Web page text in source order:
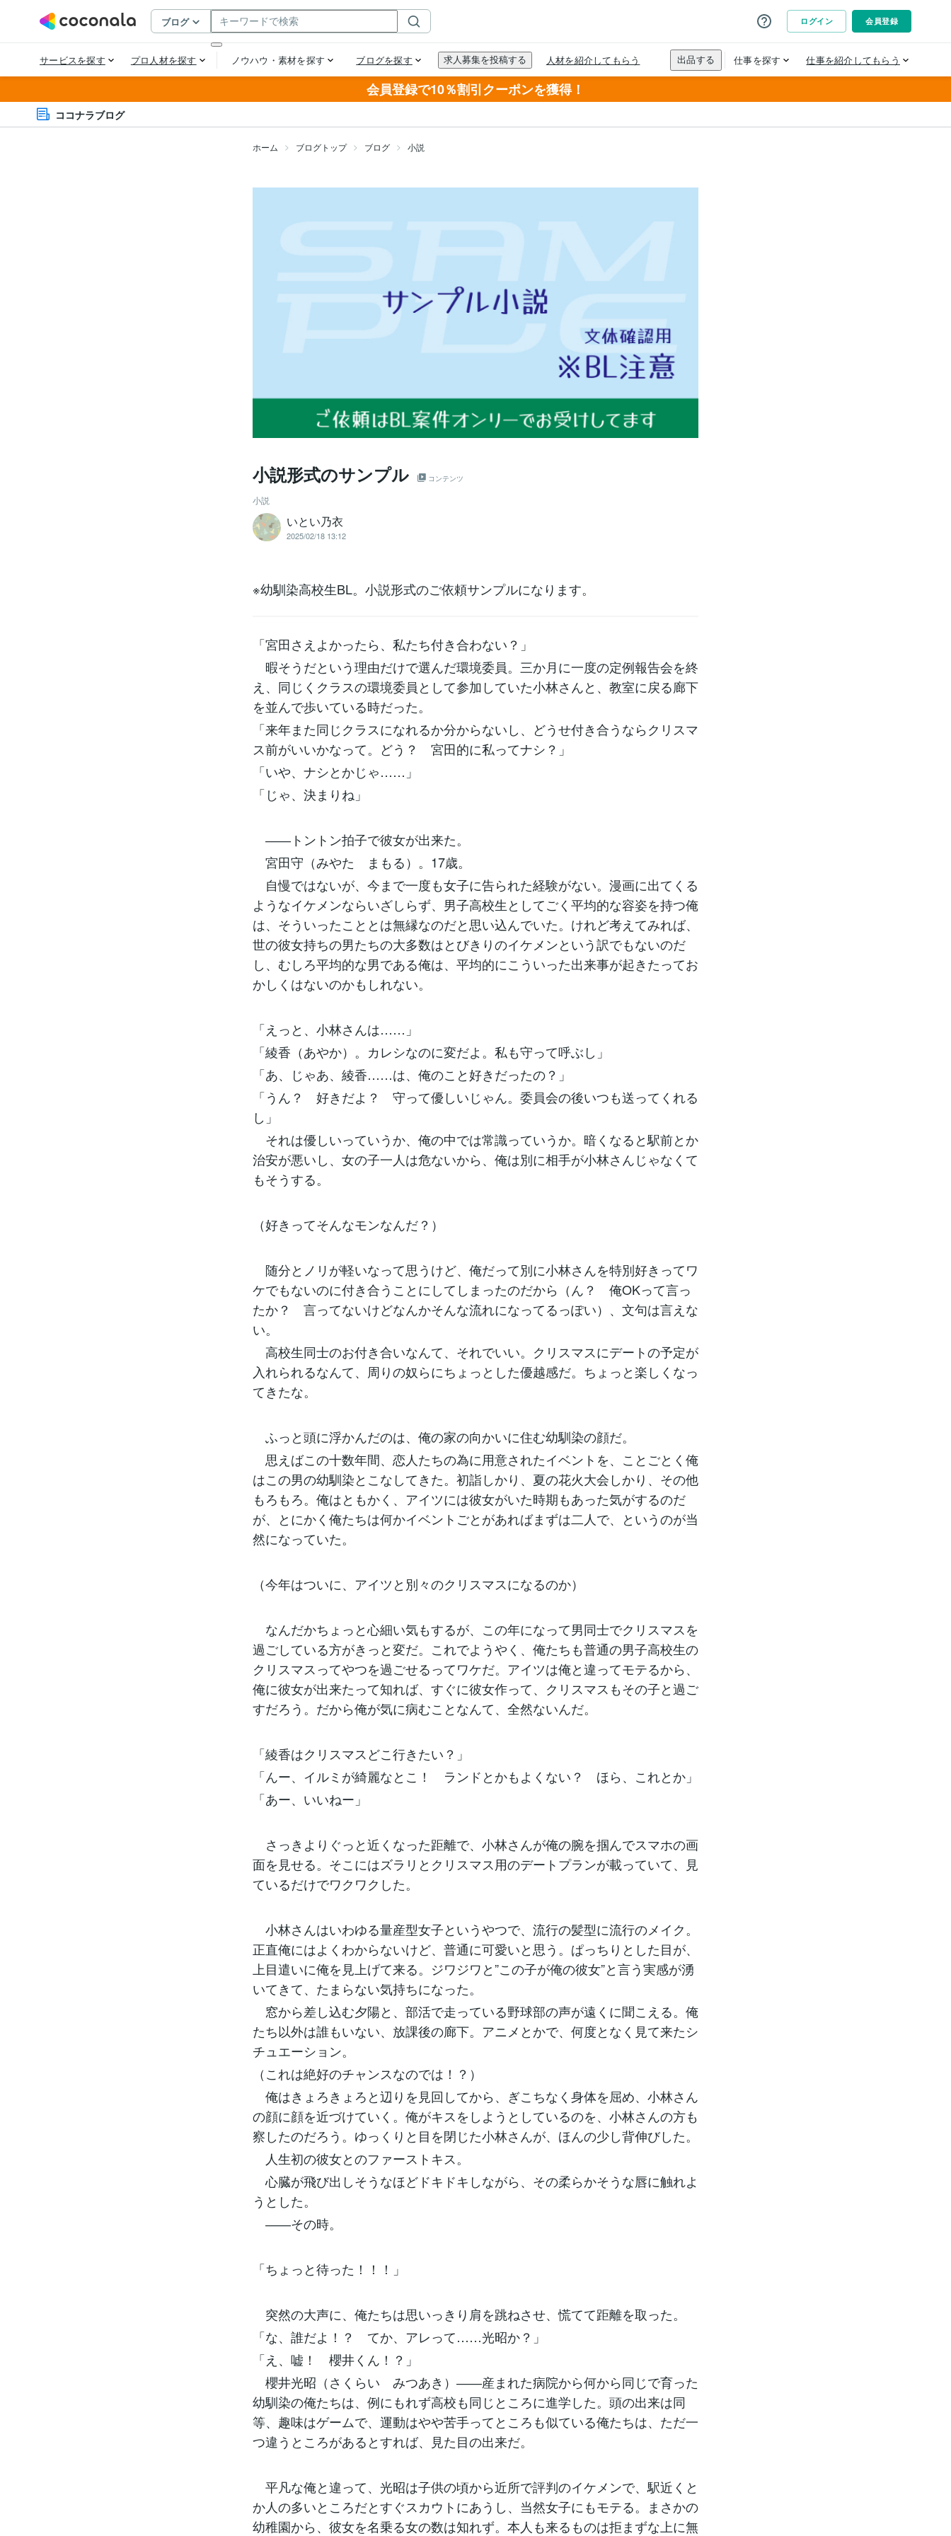
会員登録で10％割引クーポンを獲得！
ココナラブログ
ホーム ブログトップ ブログ 小説
小説形式のサンプル コンテンツ
小説
いとい乃衣
2025/02/18 13:12
※幼馴染高校生BL。小説形式のご依頼サンプルになります。
「宮田さえよかったら、私たち付き合わない？」
暇そうだという理由だけで選んだ環境委員。三か月に一度の定例報告会を終
え、同じくクラスの環境委員として参加していた小林さんと、教室に戻る廊下
を並んで歩いている時だった。
「来年また同じクラスになれるか分からないし、どうせ付き合うならクリスマ
ス前がいいかなって。どう？ 宮田的に私ってナシ？」
「いや、ナシとかじゃ……」
「じゃ、決まりね」
――トントン拍子で彼女が出来た。
宮田守（みやた まもる）。17歳。
自慢ではないが、今まで一度も女子に告られた経験がない。漫画に出てくる
ようなイケメンならいざしらず、男子高校生としてごく平均的な容姿を持つ俺
は、そういったこととは無縁なのだと思い込んでいた。けれど考えてみれば、
世の彼女持ちの男たちの大多数はとびきりのイケメンという訳でもないのだ
し、むしろ平均的な男である俺は、平均的にこういった出来事が起きたってお
かしくはないのかもしれない。
「えっと、小林さんは……」
「綾香（あやか）。カレシなのに変だよ。私も守って呼ぶし」
「あ、じゃあ、綾香……は、俺のこと好きだったの？」
「うん？ 好きだよ？ 守って優しいじゃん。委員会の後いつも送ってくれる
し」
それは優しいっていうか、俺の中では常識っていうか。暗くなると駅前とか
治安が悪いし、女の子一人は危ないから、俺は別に相手が小林さんじゃなくて
もそうする。
（好きってそんなモンなんだ？）
随分とノリが軽いなって思うけど、俺だって別に小林さんを特別好きってワ
ケでもないのに付き合うことにしてしまったのだから（ん？ 俺OKって言っ
たか？ 言ってないけどなんかそんな流れになってるっぽい）、文句は言えな
い。
高校生同士のお付き合いなんて、それでいい。クリスマスにデートの予定が
入れられるなんて、周りの奴らにちょっとした優越感だ。ちょっと楽しくなっ
てきたな。
ふっと頭に浮かんだのは、俺の家の向かいに住む幼馴染の顔だ。
思えばこの十数年間、恋人たちの為に用意されたイベントを、ことごとく俺
はこの男の幼馴染とこなしてきた。初詣しかり、夏の花火大会しかり、その他
もろもろ。俺はともかく、アイツには彼女がいた時期もあった気がするのだ
が、とにかく俺たちは何かイベントごとがあればまずは二人で、というのが当
然になっていた。
（今年はついに、アイツと別々のクリスマスになるのか）
なんだかちょっと心細い気もするが、この年になって男同士でクリスマスを
過ごしている方がきっと変だ。これでようやく、俺たちも普通の男子高校生の
クリスマスってやつを過ごせるってワケだ。アイツは俺と違ってモテるから、
俺に彼女が出来たって知れば、すぐに彼女作って、クリスマスもその子と過ご
すだろう。だから俺が気に病むことなんて、全然ないんだ。
「綾香はクリスマスどこ行きたい？」
「んー、イルミが綺麗なとこ！ ランドとかもよくない？ ほら、これとか」
「あー、いいねー」
さっきよりぐっと近くなった距離で、小林さんが俺の腕を掴んでスマホの画
面を見せる。そこにはズラリとクリスマス用のデートプランが載っていて、見
ているだけでワクワクした。
小林さんはいわゆる量産型女子というやつで、流行の髪型に流行のメイク。
正直俺にはよくわからないけど、普通に可愛いと思う。ぱっちりとした目が、
上目遣いに俺を見上げて来る。ジワジワと”この子が俺の彼女”と言う実感が湧
いてきて、たまらない気持ちになった。
窓から差し込む夕陽と、部活で走っている野球部の声が遠くに聞こえる。俺
たち以外は誰もいない、放課後の廊下。アニメとかで、何度となく見て来たシ
チュエーション。
（これは絶好のチャンスなのでは！？）
俺はきょろきょろと辺りを見回してから、ぎこちなく身体を屈め、小林さん
の顔に顔を近づけていく。俺がキスをしようとしているのを、小林さんの方も
察したのだろう。ゆっくりと目を閉じた小林さんが、ほんの少し背伸びした。
人生初の彼女とのファーストキス。
心臓が飛び出しそうなほどドキドキしながら、その柔らかそうな唇に触れよ
うとした。
――その時。
「ちょっと待った！！！」
突然の大声に、俺たちは思いっきり肩を跳ねさせ、慌てて距離を取った。
「な、誰だよ！？ てか、アレって……光昭か？」
「え、嘘！ 櫻井くん！？」
櫻井光昭（さくらい みつあき）――産まれた病院から何から同じで育った
幼馴染の俺たちは、例にもれず高校も同じところに進学した。頭の出来は同
等、趣味はゲームで、運動はやや苦手ってところも似ている俺たちは、ただ一
つ違うところがあるとすれば、見た目の出来だ。
平凡な俺と違って、光昭は子供の頃から近所で評判のイケメンで、駅近くと
か人の多いところだとすぐスカウトにあうし、当然女子にもモテる。まさかの
幼稚園から、彼女を名乗る女の数は知れず。本人も来るものは拒まずな上に無